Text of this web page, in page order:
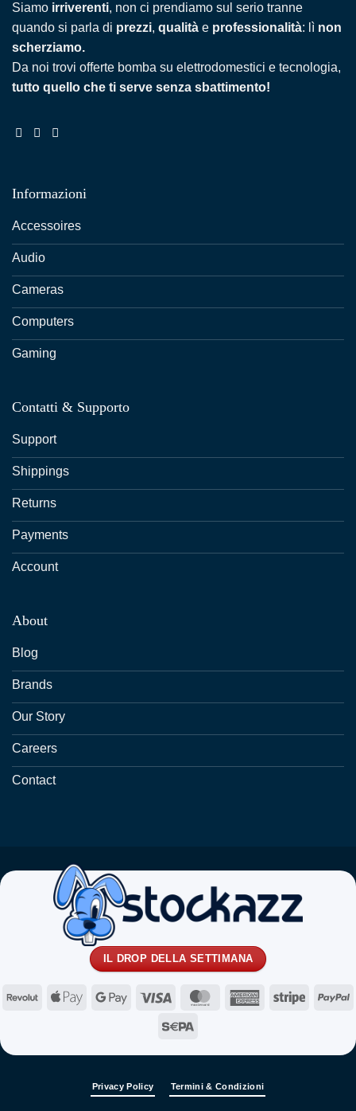
Siamo irriverenti, non ci prendiamo sul serio tranne
quando si parla di prezzi, qualità e professionalità: lì non
scherziamo.
Da noi trovi offerte bomba su elettrodomestici e tecnologia,
tutto quello che ti serve senza sbattimento!
Informazioni
Accessoires
Audio
Cameras
Computers
Gaming
Contatti & Supporto
Support
Shippings
Returns
Payments
Account
About
Blog
Brands
Our Story
Careers
Contact
IL DROP DELLA SETTIMANA
RevolutApple
Google
Visa MasterCardAmericanStripe
Privacy Policy Termini & Condizioni